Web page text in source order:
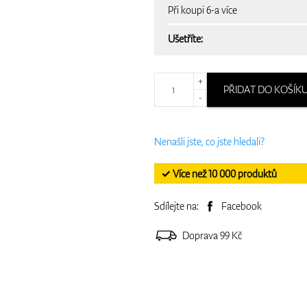
Při koupi 6-a více
Ušetříte:
+
-
PŘIDAT DO
Nenašli jste, co jste hledali?
✓ Více než 10 000 produktů
Sdílejte na: Facebook
Doprava 99 Kč